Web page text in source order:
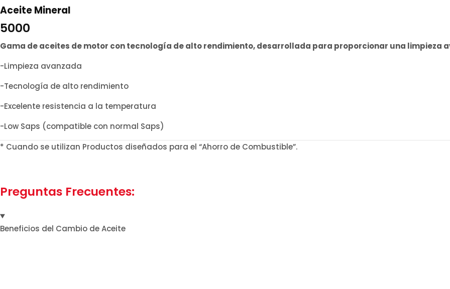
Aceite Mineral
5000
Gama de aceites de motor contecnología de alto rendimiento,desarrollada para proporcionar una limpieza
-Limpieza avanzada
-Tecnología de alto rendimiento
-Excelente resistencia a la temperatura
-Low Saps (compatible con normal Saps)
* Cuando se utilizan Productos diseñados para el “Ahorro de Combustible”.
Preguntas Frecuentes:
Beneficios del Cambio de Aceite